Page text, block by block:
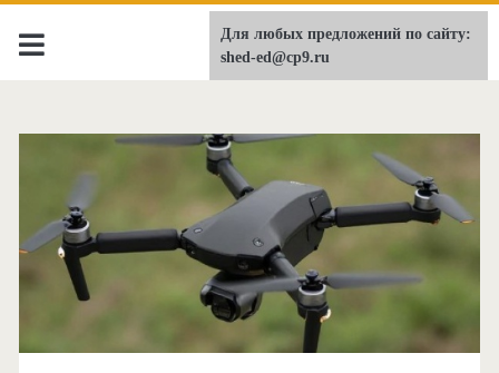
shed-ed.ru
Для любых предложений по сайту:
shed-ed@cp9.ru